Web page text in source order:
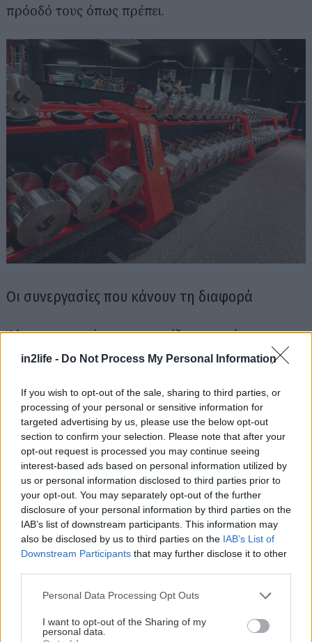
in2life - Do Not Process My Personal Information
If you wish to opt-out of the sale, sharing to third parties, or
processing of your personal or sensitive information for
targeted advertising by us, please use the below opt-out
section to confirm your selection. Please note that after your
opt-out request is processed you may continue seeing
interest-based ads based on personal information utilized by
us or personal information disclosed to third parties prior to
your opt-out. You may separately opt-out of the further
disclosure of your personal information by third parties on the
IAB’s list of downstream participants. This information may
also be disclosed by us to third parties on the IAB’s List of
Downstream Participants that may further disclose it to other
Please note that this website/app uses one or more Google
not limited to your visit or usage behaviour. You may click to
grant or deny consent to Google and its third-party tags to
Personal Data Processing Opt Outs
I want to opt-out of the Sharing of my
personal data.
πρόοδό τους όπως πρέπει.
Οι συνεργασίες που κάνουν τη διαφορά
Όλα τα παραπάνω υποστηρίζονται από
συνεργασίες με κορυφαίες εταιρείες εξοπλισμού.
πιο γνωστά και ποιοτικά brands στον χώρο της
μυϊκής ενδυνάμωσης: Watson, Newtech,
Nautilus, Hoist, Prime Fitness, Booty Builder,
Atlantis, Arsenal Strength και Gymleco. Αυτές οι
εταιρείες παρέχουν μηχανήματα μοναδικής
ακρίβειας, εργονομίας και αντοχής, αρκετά από
τα οποία δεν υπάρχουν σε κανένα άλλο
γυμναστήριο στην Ελλάδα.
επαγγελματικών προδιαγραφών, από
βάρους μόλις 10 γραμμαρίων. Αυτό σημαίνει πως
Αναζήτηση
για...